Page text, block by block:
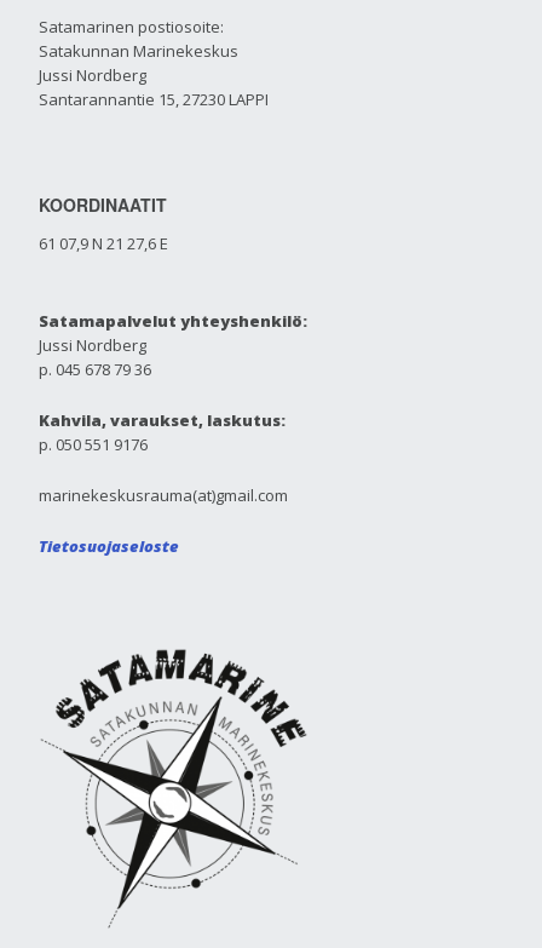
Satamarinen postiosoite:
Satakunnan Marinekeskus
Jussi Nordberg
Santarannantie 15, 27230 LAPPI
KOORDINAATIT
61 07,9 N 21 27,6 E
Satamapalvelut yhteyshenkilö:
Jussi Nordberg
p. 045 678 79 36
Kahvila, varaukset, laskutus:
p. 050 551 9176
marinekeskusrauma(at)gmail.com
Tietosuojaseloste